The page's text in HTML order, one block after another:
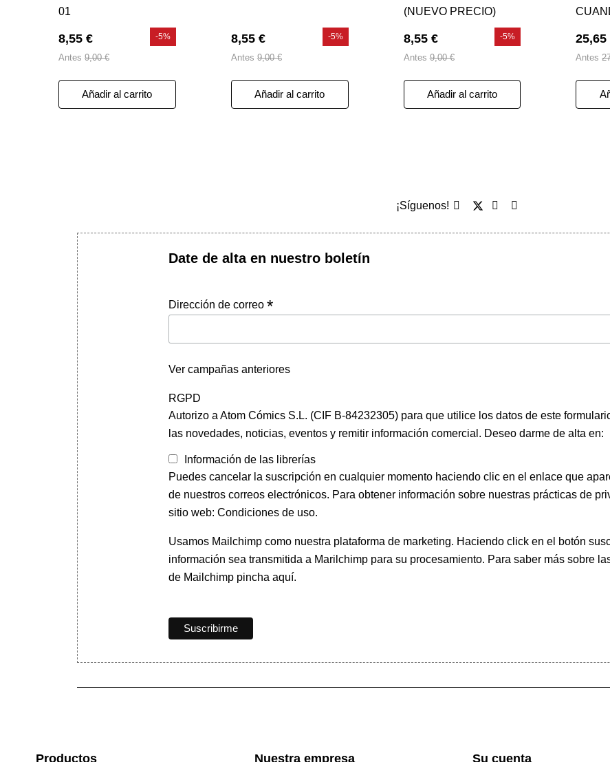
01
8,55 €
Antes 9,00 €
-5%
Añadir al carrito
8,55 €
Antes 9,00 €
-5%
Añadir al carrito
(NUEVO PRECIO)
8,55 €
Antes 9,00 €
-5%
Añadir al carrito
25,65
Antes
¡Síguenos!
Date de alta en nuestro boletín
Dirección de correo *
Ver campañas anteriores
RGPD
Autorizo a Atom Cómics S.L. (CIF B-84232305) para que utilice los datos de este
las novedades, noticias, eventos y remitir información comercial. Deseo darme de alta en:
Información de las librerías
Puedes cancelar la suscripción en cualquier momento haciendo clic en el enlace que
de nuestros correos electrónicos. Para obtener información sobre nuestras prácticas de
sitio web: Condiciones de uso.
Usamos Mailchimp como nuestra plataforma de marketing. Haciendo click en el botón
información sea transmitida a Marilchimp para su procesamiento. Para saber mássobre
de Mailchimp pincha aquí.
Productos Nuestra empresa Su cuenta